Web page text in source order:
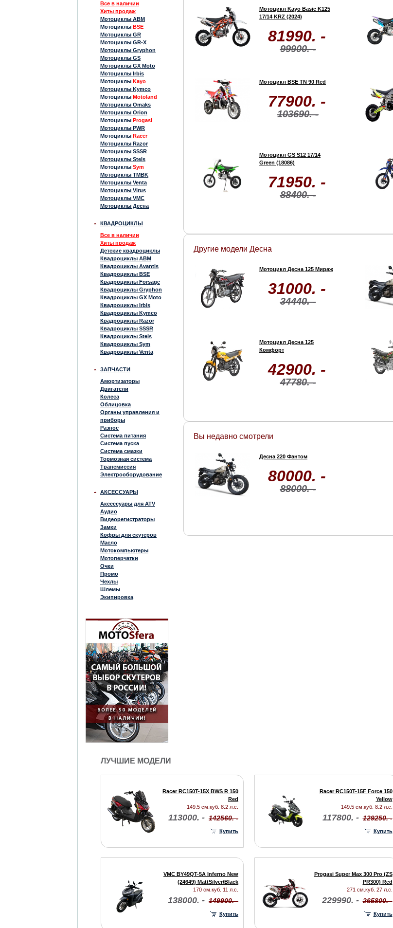
Все в наличии
Хиты продаж
Мотоциклы ABM
Мотоциклы BSE
Мотоциклы GR
Мотоциклы GR-X
Мотоциклы Gryphon
Мотоциклы GS
Мотоциклы GX Moto
Мотоциклы Irbis
Мотоциклы Kayo
Мотоциклы Kymco
Мотоциклы Motoland
Мотоциклы Omaks
Мотоциклы Orion
Мотоциклы Progasi
Мотоциклы PWR
Мотоциклы Racer
Мотоциклы Razor
Мотоциклы SSSR
Мотоциклы Stels
Мотоциклы Sym
Мотоциклы TMBK
Мотоциклы Venta
Мотоциклы Virus
Мотоциклы VMC
Мотоциклы Десна
КВАДРОЦИКЛЫ
Все в наличии
Хиты продаж
Детские квадроциклы
Квадроциклы ABM
Квадроциклы Avantis
Квадроциклы BSE
Квадроциклы Forsage
Квадроциклы Gryphon
Квадроциклы GX Moto
Квадроциклы Irbis
Квадроциклы Kymco
Квадроциклы Razor
Квадроциклы SSSR
Квадроциклы Stels
Квадроциклы Sym
Квадроциклы Venta
ЗАПЧАСТИ
Амортизаторы
Двигатели
Колеса
Облицовка
Органы управления и
приборы
Разное
Система питания
Система пуска
Система смазки
Тормозная система
Трансмиссия
Электрооборудование
АКСЕССУАРЫ
Аксессуары для ATV
Аудио
Видеорегистраторы
Замки
Кофры для скутеров
Масло
Мотокомпьютеры
Мотоперчатки
Очки
Промо
Чехлы
Шлемы
Экипировка
Мотоцикл Kayo Basic K125
17/14 KRZ (2024)
81990. -
99900. -
Мотоцикл BSE TN 90 Red
77900. -
103690. -
Мотоцикл GS S12 17/14
Green (18086)
71950. -
88400. -
Другие модели Десна
Мотоцикл Десна 125 Мираж
31000. -
34440. -
Мотоцикл Десна 125
Комфорт
42900. -
47780. -
Вы недавно смотрели
Десна 220 Фантом
80000. -
88000. -
ЛУЧШИЕ МОДЕЛИ
Racer RC150T-15X BWS R 150
Red
149.5 см.куб. 8.2 л.с.
113000. - 142560. -
Купить
Racer RC150T-15F Force 150
Yellow
149.5 см.куб. 8.2 л.с.
117800. - 129250. -
Купить
VMC BY49QT-5A Inferno New
(24649) MattSilver/Black
170 см.куб. 11 л.с.
138000. - 149900. -
Купить
Progasi Super Max 300 Pro (ZS
PR300) Red
271 см.куб. 27 л.с.
229990. - 265800. -
Купить